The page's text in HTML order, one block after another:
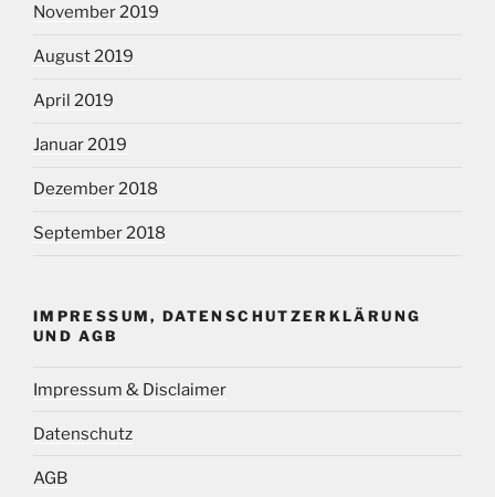
November 2019
August 2019
April 2019
Januar 2019
Dezember 2018
September 2018
IMPRESSUM, DATENSCHUTZERKLÄRUNG
UND AGB
Impressum & Disclaimer
Datenschutz
AGB